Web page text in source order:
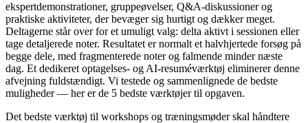
ekspertdemonstrationer, gruppeøvelser, Q&A-diskussioner og
praktiske aktiviteter, der bevæger sig hurtigt og dækker meget.
Deltagerne står over for et umuligt valg: delta aktivt i sessionen eller
tage detaljerede noter. Resultatet er normalt et halvhjertede forsøg på
begge dele, med fragmenterede noter og falmende minder næste
dag. Et dedikeret optagelses- og AI-resuméværktøj eliminerer denne
afvejning fuldstændigt. Vi testede og sammenlignede de bedste
muligheder — her er de 5 bedste værktøjer til opgaven.
Det bedste værktøj til workshops og træningsmøder skal håndtere